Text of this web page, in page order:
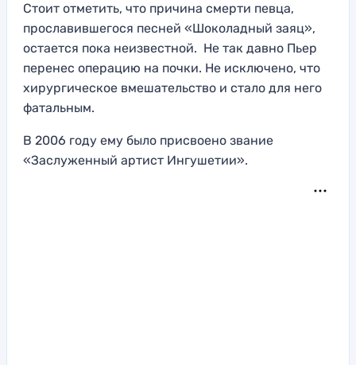
Стоит отметить, что причина смерти певца,
прославившегося песней «Шоколадный заяц»,
остается пока неизвестной. Не так давно Пьер
перенес операцию на почки. Не исключено, что
хирургическое вмешательство и стало для него
фатальным.
В 2006 году ему было присвоено звание
«Заслуженный артист Ингушетии».